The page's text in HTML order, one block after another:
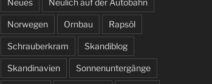
Neues Neulich auf der Autobahn
Norwegen Ornbau Rapsöl
Schrauberkram Skandiblog
Skandinavien Sonnenuntergänge